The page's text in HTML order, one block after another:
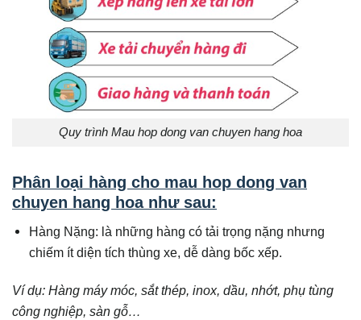
Quy trình Mau hop dong van chuyen hang hoa
Phân loại hàng cho mau hop dong van
chuyen hang hoa như sau:
Hàng Nặng: là những hàng có tải trọng nặng nhưng
chiếm ít diện tích thùng xe, dễ dàng bốc xếp.
Ví dụ: Hàng máy móc, sắt thép, inox, dầu, nhớt, phụ tùng
công nghiệp, sàn gỗ…